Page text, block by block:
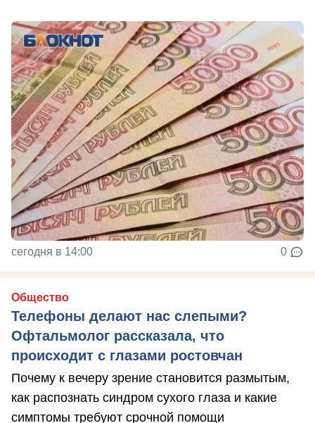
сегодня в 14:00 0
Общество
Телефоны делают нас слепыми?
Офтальмолог рассказала, что
происходит с глазами ростовчан
Почему к вечеру зрение становится размытым,
как распознать синдром сухого глаза и какие
симптомы требуют срочной помощи